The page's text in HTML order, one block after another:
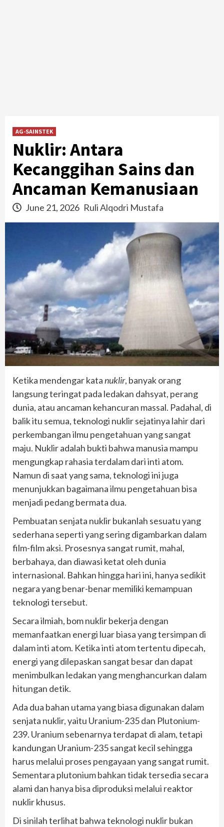
AG-SAINSTEK
Nuklir: Antara
Kecanggihan Sains dan
Ancaman Kemanusiaan
June 21, 2026 Ruli Alqodri Mustafa
Ketika mendengar katanuklir, banyak orang
langsung teringat pada ledakan dahsyat, perang
dunia, atau ancaman kehancuran massal. Padahal, di
balik itu semua, teknologi nuklir sejatinya lahir dari
perkembangan ilmu pengetahuan yang sangat
maju. Nuklir adalah bukti bahwa manusia mampu
mengungkap rahasia terdalam dari inti atom.
Namun di saat yang sama, teknologi ini juga
menunjukkan bagaimana ilmu pengetahuan bisa
menjadi pedang bermata dua.
Pembuatan senjata nuklir bukanlah sesuatu yang
sederhana seperti yang sering digambarkan dalam
film-film aksi. Prosesnya sangat rumit, mahal,
berbahaya, dan diawasi ketat oleh dunia
internasional. Bahkan hingga hari ini, hanya sedikit
negara yang benar-benar memiliki kemampuan
teknologi tersebut.
Secara ilmiah, bom nuklir bekerja dengan
memanfaatkan energi luar biasa yang tersimpan di
dalam inti atom. Ketika inti atom tertentu dipecah,
energi yang dilepaskan sangat besar dan dapat
menimbulkan ledakan yang menghancurkan dalam
hitungan detik.
Ada dua bahan utama yang biasa digunakan dalam
senjata nuklir, yaitu Uranium-235 dan Plutonium-
239. Uranium sebenarnya terdapat di alam, tetapi
kandungan Uranium-235 sangat kecil sehingga
harus melalui proses pengayaan yang sangat rumit.
Sementara plutonium bahkan tidak tersedia secara
alami dan hanya bisa diproduksi melalui reaktor
nuklir khusus.
Di sinilah terlihat bahwa teknologi nuklir bukan